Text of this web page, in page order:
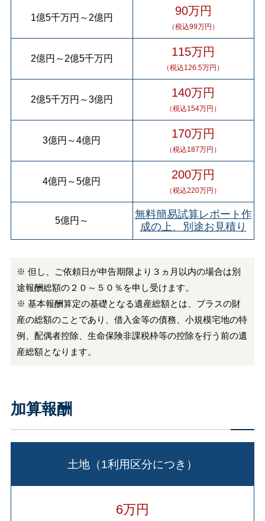
1億5千万円 ～ 2億円 90万円
（税込99万円）
2億円 ～ 2億5千万円 115万円
（税込126.5万円）
2億5千万円 ～3億円 140万円
（税込154万円）
3億円 ～4億円 170万円
（税込187万円）
4億円 ～5億円 200万円
（税込220万円）
5億円 ～
無料簡易試算レポート作
成の上、別途お見積り
※ 但し、ご依頼日が申告期限より３ヵ月以内の場合は別
途報酬総額の２０～５０％を申し受けます。
※ 基本報酬算定の基礎となる遺産総額とは、プラスの財
産の総額のことであり、借入金等の債務、小規模宅地の特
例、配偶者控除、生命保険非課税枠等の控除を行う前の遺
産総額となります。
加算報酬
土地（1利用区分につき）
6万円